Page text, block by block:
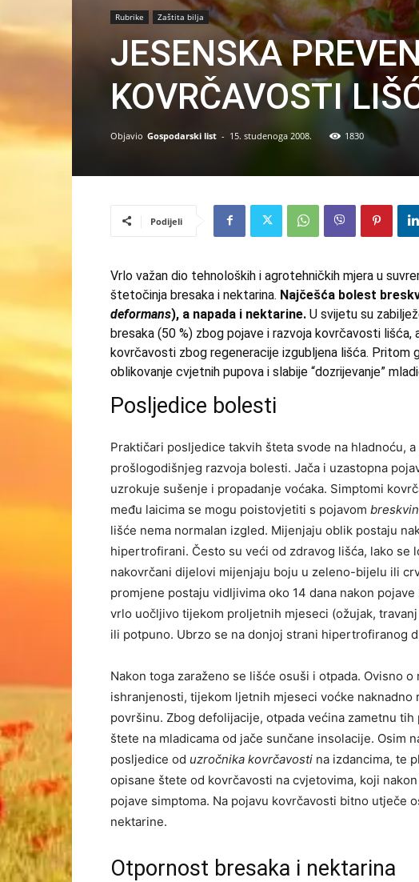
Rubrike Zaštita bilja
JESENSKA
KOVRČAVOSTI
Objavio Gospodarski list - 15. studenoga 2008. 1830
Podijeli
Vrlo važan dio tehnoloških i agrotehničkih mjera u
štetočinja bresaka i nektarina. Najčešća bolest
deformans), a napada i nektarine. U svijetu su
bresaka (50 %) zbog pojave i razvoja kovrčavosti
kovrčavosti zbog regeneracije izgubljena lišća. Pritom
oblikovanje cvjetnih pupova i slabije “dozrijevanje”
Posljedice bolesti
Praktičari posljedice takvih šteta svode na hladnoću,
prošlogodišnjeg razvoja bolesti. Jača i uzastopna
uzrokuje sušenje i propadanje voćaka. Simptomi
među laicima se mogu poistovjetiti s pojavom
lišće nema normalan izgled. Mijenjaju oblik postaju
hipertrofirani. Često su veći od zdravog lišća, lako se
nakovrčani dijelovi mijenjaju boju u zeleno-bijelu ili
promjene postaju vidljivima oko 14 dana nakon
vrlo uočljivo tijekom proljetnih mjeseci (ožujak,
ili potpuno. Ubrzo se na donjoj strani hipertrofiranog
Nakon toga zaraženo se lišće osuši i otpada. Ovisno
ishranjenosti, tijekom ljetnih mjeseci voćke naknadno
površinu. Zbog defolijacije, otpada većina zametnu
štete na mladicama od jače sunčane insolacije. Osim
posljedice od uzročnika kovrčavosti na izdancima, te
opisane štete od kovrčavosti na cvjetovima, koji
pojave simptoma. Na pojavu kovrčavosti bitno utječe
nektarine.
Otpornost bresaka i nektarina